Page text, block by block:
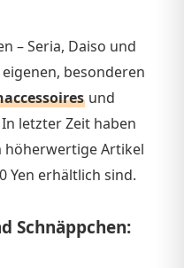
– Seria, Daiso und
besonderen
und
In letzter Zeit haben
höherwertige Artikel
Yen erhältlich sind.
Schnäppchen: